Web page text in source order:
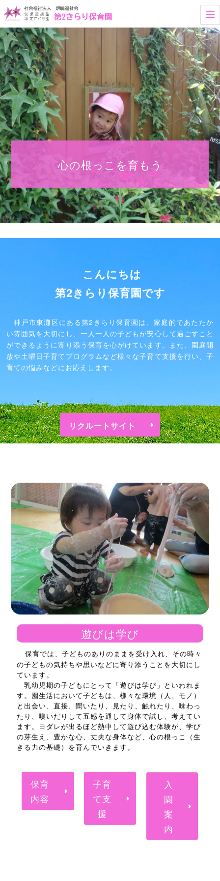
t
o
g
g
l
e
a
v
i
g
a
t
i
o
n
心の根っこを育もう
こんにちは
第2きらり保育園です
神戸市東灘区にある第2きらり保育園は、家庭的であたたか
い雰囲気を大切にし、一人一人の子どもが安心して過ごすこと
ができるように寄り添う保育を心がけています。また、園庭開
放や土曜日子育てプログラムなど様々な子育て支援を行い、子
育ての悩みなどにお応えします。
リクルートサイト
遊びは学び
保育では、子どものありのままを受け入れ、その時々
の子どもの気持ちや思いなどに寄り添うことを大切にし
ています。
乳幼児期の子どもにとって「遊びは学び」といわれま
す。園生活において子どもは、様々な環境（人、モノ）
と出会い、直接、聞いたり、見たり、触れたり、味わっ
たり、嗅いだりして五感を通して身体で試し、考えてい
ます。ヨダレが出るほど熱中して遊び込む体験が、学び
の芽生え、豊かな心、丈夫な身体など、心の根っこ（生
きる力の基礎）を育んでいきます。
保育
内容
子育
て支
援
入
園
案
内